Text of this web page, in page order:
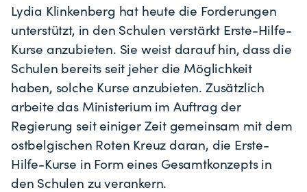
Lydia Klinkenberg hat heute die Forderungen
unterstützt, in den Schulen verstärkt Erste-Hilfe-
Kurse anzubieten. Sie weist darauf hin, dass die
Schulen bereits seit jeher die Möglichkeit
haben, solche Kurse anzubieten. Zusätzlich
arbeite das Ministerium im Auftrag der
Regierung seit einiger Zeit gemeinsam mit dem
ostbelgischen Roten Kreuz daran, die Erste-
Hilfe-Kurse in Form eines Gesamtkonzepts in
den Schulen zu verankern.